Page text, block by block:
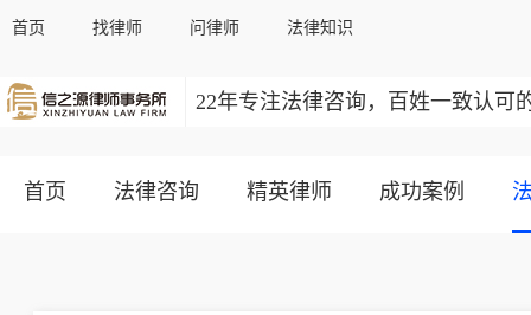
首页 找律师 问律师 法律知识
22年专注法律咨询，百姓一致认可
首页 法律咨询 精英律师 成功案例